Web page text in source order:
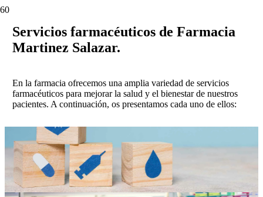
Servicios farmacéuticos de Farmacia
Martinez Salazar.
En la farmacia ofrecemos una amplia variedad de servicios
farmacéuticos para mejorar la salud y el bienestar de nuestros
pacientes. A continuación, os presentamos cada uno de ellos: